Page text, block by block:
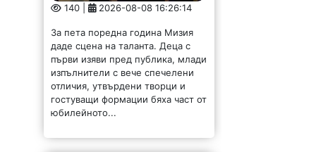
140 | 2026-08-08 16:26:14
За пета поредна година Мизия
даде сцена на таланта. Деца с
първи изяви пред публика, млади
изпълнители с вече спечелени
отличия, утвърдени творци и
гостуващи формации бяха част от
юбилейното...